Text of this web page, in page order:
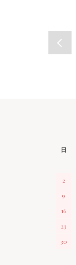
日
2
9
16
23
30